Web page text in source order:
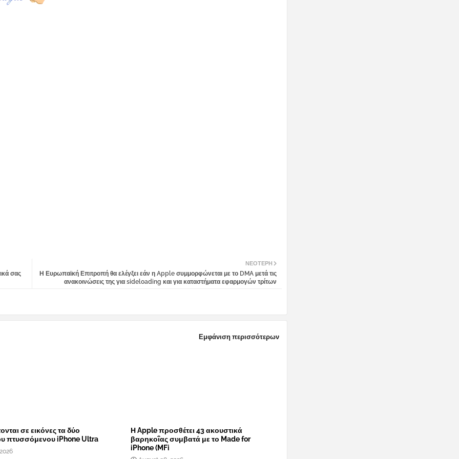
ΝΕΌΤΕΡΗ
Η Ευρωπαϊκή Επιτροπή θα ελέγξει εάν η Apple συμμορφώνεται με το DMA μετά τις
ανακοινώσεις της για sideloading και για καταστήματα εφαρμογών τρίτων
σας
Εμφάνιση περισσότερων
σε εικόνες τα δύο
πτυσσόμενου iPhone Ultra
Η Apple προσθέτει 43 ακουστικά
βαρηκοΐας συμβατά με το Made for
iPhone (MFi